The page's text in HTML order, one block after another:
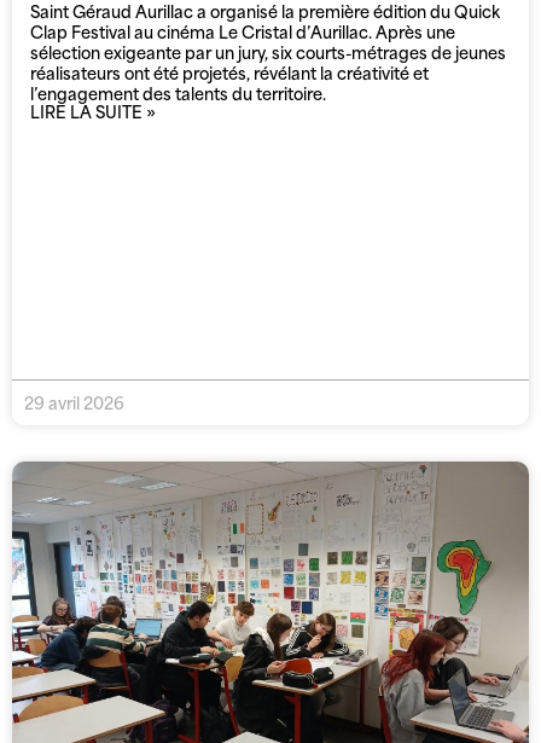
Saint Géraud Aurillac a organisé la première édition du Quick
Clap Festival au cinéma Le Cristal d’Aurillac. Après une
sélection exigeante par un jury, six courts-métrages de jeunes
réalisateurs ont été projetés, révélant la créativité et
l’engagement des talents du territoire.
LIRE LA SUITE »
29 avril 2026